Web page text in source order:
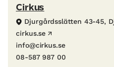
Cirkus
Djurgårdsslätten 43-45,
cirkus.se
info@cirkus.se
08-587 987 00